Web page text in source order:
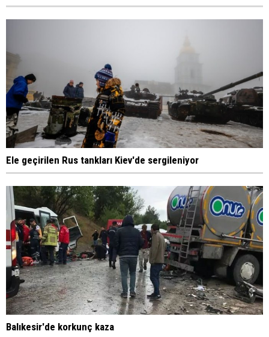
Ele geçirilen Rus tankları Kiev'de sergileniyor
Balıkesir'de korkunç kaza